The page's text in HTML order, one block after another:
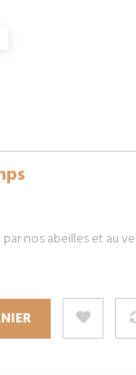
nos abeilles et au